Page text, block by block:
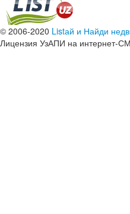
© 2006-2020 Listай и Найди
Лицензия УзАПИ на интернет-